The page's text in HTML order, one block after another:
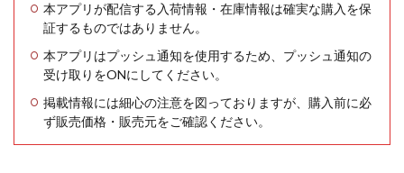
本アプリが配信する入荷情報・在庫情報は確実な購入を保
証するものではありません。
本アプリはプッシュ通知を使用するため、プッシュ通知の
受け取りをONにしてください。
掲載情報には細心の注意を図っておりますが、購入前に必
ず販売価格・販売元をご確認ください。